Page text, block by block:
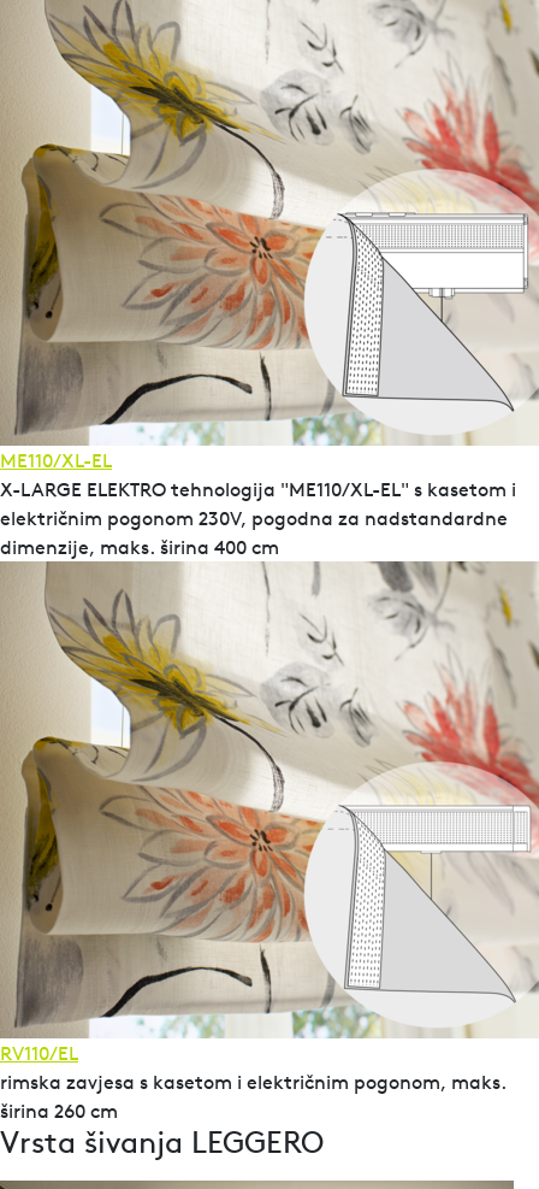
ME110/XL-EL
X-LARGE ELEKTRO tehnologija "ME110/XL-EL" s kasetom i
električnim pogonom 230V, pogodna za nadstandardne
dimenzije, maks. širina 400 cm
RV110/EL
rimska zavjesa s kasetom i električnim pogonom, maks.
širina 260 cm
Vrsta šivanja LEGGERO